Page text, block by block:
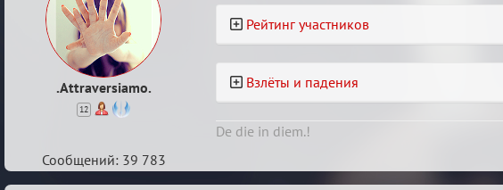
.Attraversiamo.
12
Турнирный
рейтинг
Рейтинг участников
Взлёты и падения
De die in diem.!
Сообщений: 39 783